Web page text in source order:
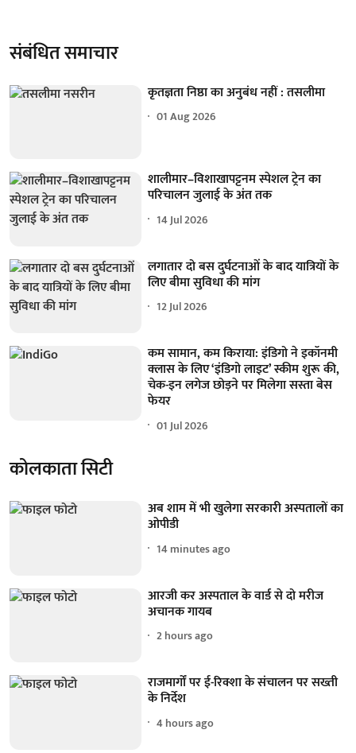
संबंधित समाचार
कृतज्ञता निष्ठा का अनुबंध नहीं : तसलीमा
01 Aug 2026
शालीमार–विशाखापट्टनम स्पेशल ट्रेन का
परिचालन जुलाई के अंत तक
14 Jul 2026
लगातार दो बस दुर्घटनाओं के बाद यात्रियों के
लिए बीमा सुविधा की मांग
12 Jul 2026
कम सामान, कम किराया: इंडिगो ने इकॉनमी
क्लास के लिए ‘इंडिगो लाइट’ स्कीम शुरू की,
चेक-इन लगेज छोड़ने पर मिलेगा सस्ता बेस
फेयर
01 Jul 2026
कोलकाता सिटी
अब शाम में भी खुलेगा सरकारी अस्पतालों का
ओपीडी
14 minutes ago
आरजी कर अस्पताल के वार्ड से दो मरीज
अचानक गायब
2 hours ago
राजमार्गों पर ई-रिक्शा के संचालन पर सख्ती
के निर्देश
4 hours ago